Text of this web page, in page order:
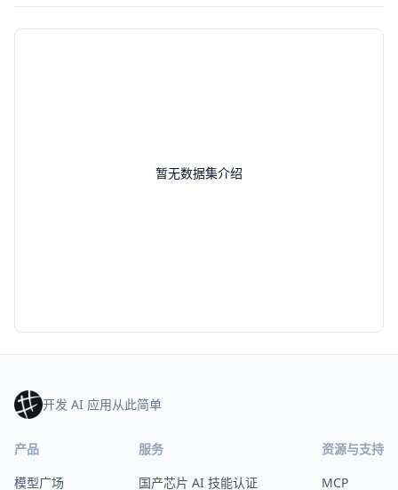
暂无数据集介绍
开发 AI 应用从此简单
产品
模型广场
服务
国产芯片 AI 技能认证
资源与支持
MCP